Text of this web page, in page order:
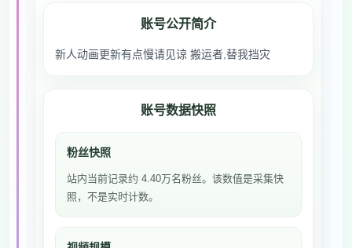
账号公开简介
新人动画更新有点慢请见谅 搬运者,替我挡灾
账号数据快照
粉丝快照
站内当前记录约 4.40万名粉丝。该数值是采集快
照，不是实时计数。